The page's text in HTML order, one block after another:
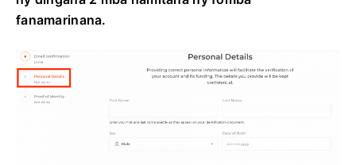
fanamarinana.